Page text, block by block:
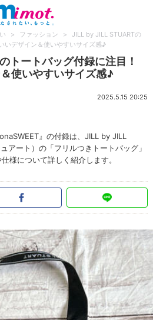
> ファッション >
JILL by JILL STUARTの
いデザイン＆使いやすいサイズ感♪
トートバッグ付録に注目！
使いやすいサイズ感♪
2025.5.15 20:25
』の付録は、JILL by JILL
アート）の「フリルつきトートバッグ」
様について詳しく紹介します。